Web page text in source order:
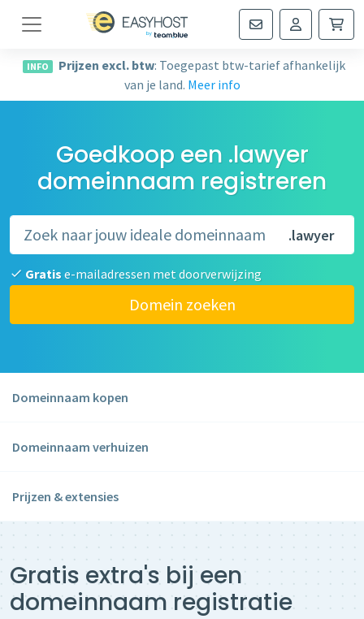
Navigatie
INFO Prijzen excl. btw: Toegepast btw-tarief afhankelijk
van je land. Meer info
Goedkoop een .lawyer
domeinnaam registreren
.lawyer
Gratise-mailadressen met doorverwijzing
Domein zoeken
Domeinnaam kopen
Domeinnaam verhuizen
Prijzen & extensies
Gratis extra's bij een
domeinnaam registratie